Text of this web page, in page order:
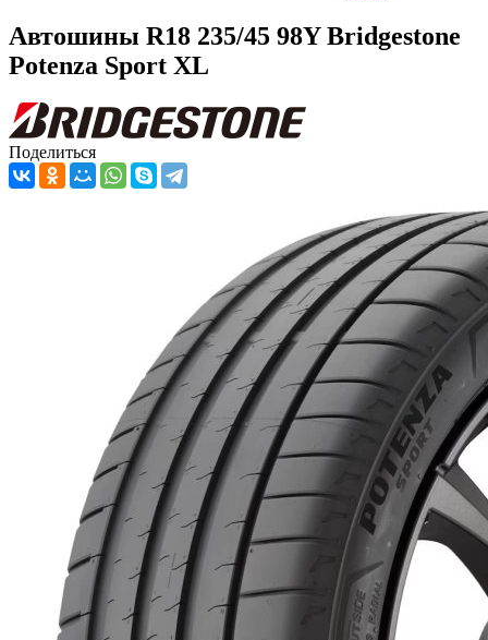
Автошины R18 235/45 98Y Bridgestone
Potenza Sport XL
Поделиться